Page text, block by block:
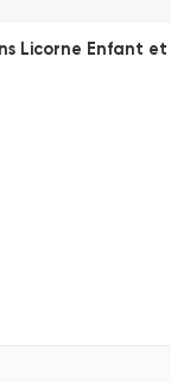
Licorne Enfant et